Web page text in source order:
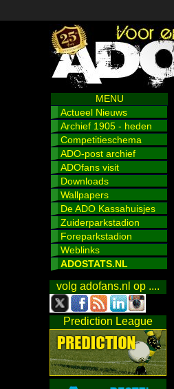
MENU
Actueel Nieuws
Archief 1905 - heden
Competitieschema
ADO-post archief
ADOfans visit
Downloads
Wallpapers
De ADO Kassahuisjes
Zuiderparkstadion
Foreparkstadion
Weblinks
ADOSTATS.NL
volg adofans.nl op ....
Prediction League